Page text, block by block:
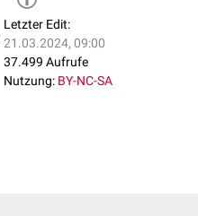
Letzter Edit:
21.03.2024, 09:00
37.499 Aufrufe
Nutzung: BY-NC-SA